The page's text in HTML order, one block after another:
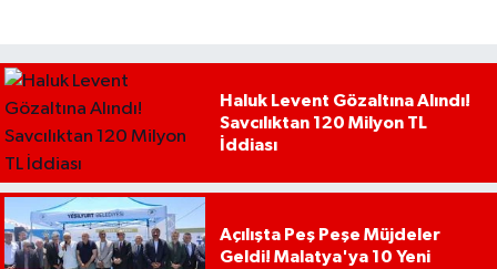
Haluk Levent Gözaltına Alındı!
Savcılıktan 120 Milyon TL
İddiası
Açılışta Peş Peşe Müjdeler
Geldi! Malatya'ya 10 Yeni